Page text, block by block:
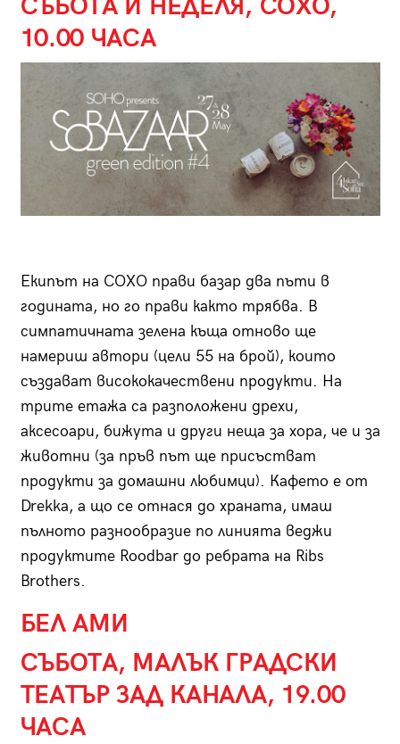
СЪБОТА И НЕДЕЛЯ, СОХО,
10.00 ЧАСА
Екипът на СОХО прави базар два пъти в
годината, но го прави както трябва. В
симпатичната зелена къща отново ще
намериш автори (цели 55 на брой), които
създават висококачествени продукти. На
трите етажа са разположени дрехи,
аксесоари, бижута и други неща за хора, че и за
животни (за пръв път ще присъстват
продукти за домашни любимци). Кафето е от
Drekka, а що се отнася до храната, имаш
пълното разнообразие по линията веджи
продуктите Roodbar до ребрата на Ribs
Brothers.
БЕЛ АМИ
СЪБОТА, МАЛЪК ГРАДСКИ
ТЕАТЪР ЗАД КАНАЛА, 19.00
ЧАСА